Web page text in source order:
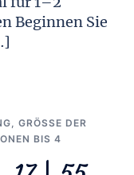
Beginnen Sie
, GRÖSSE DER W
BIS 4